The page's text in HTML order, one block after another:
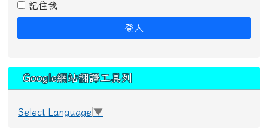
記住我
登入
Google網站翻譯工具列
Select Language ▼